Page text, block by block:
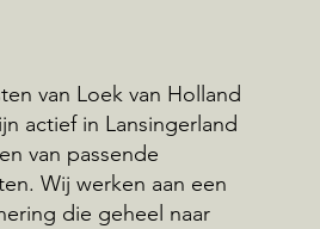
van Loek van Holland
actief in Lansingerland
van passende
Wij werken aan een
die geheel naar